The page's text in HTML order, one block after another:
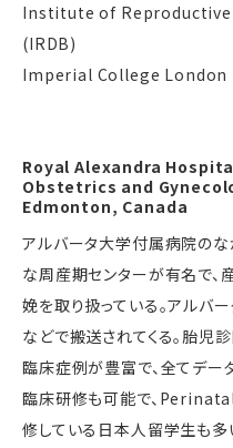
Institute of
(IRDB)
Imperial College London
Royal Alexandra
Obstetrics and
Edmonton, Canada
アルバータ大学付属病院の
な周産期センターが有名で
娩を取り扱っている。アルバ
などで搬送されてくる。胎児
臨床症例が豊富で、全てデー
臨床研修も可能で、
修している日本人留学生も